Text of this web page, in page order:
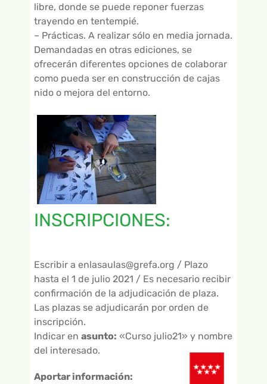
libre, donde se puede reponer fuerzas
trayendo en tentempié.
– Prácticas. A realizar sólo en media jornada.
Demandadas en otras ediciones, se
ofrecerán diferentes opciones de colaborar
como pueda ser en construcción de cajas
nido o mejora del entorno.
INSCRIPCIONES:
Escribir a enlasaulas@grefa.org / Plazo
hasta el 1 de julio 2021 / Es necesario recibir
confirmación de la adjudicación de plaza.
Las plazas se adjudicarán por orden de
inscripción.
Indicar enasunto: «Curso julio21» y nombre
del interesado.
Aportar información: